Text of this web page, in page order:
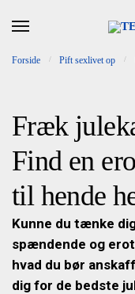
Forside / Pift sexlivet op /
Fræk
Find en
til hende
Kunne du tænke
spændende og
hvad du bør
dig for de bedste